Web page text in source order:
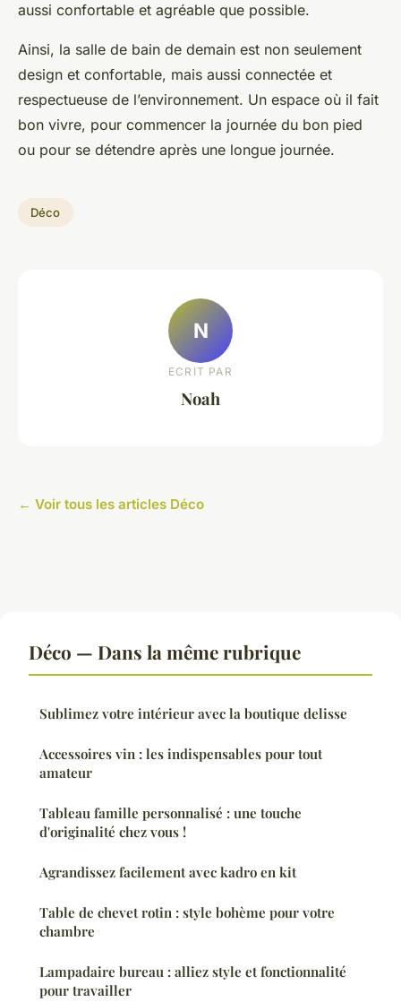
aussi confortable et agréable que possible.
Ainsi, la salle de bain de demain est non seulement
design et confortable, mais aussi connectée et
respectueuse de l’environnement. Un espace où il fait
bon vivre, pour commencer la journée du bon pied
ou pour se détendre après une longue journée.
Déco
N
ECRIT PAR
Noah
← Voir tous les articles Déco
Déco — Dans la même rubrique
Sublimez votre intérieur avec la boutique delisse
Accessoires vin : les indispensables pour tout
amateur
Tableau famille personnalisé : une touche
d'originalité chez vous !
Agrandissez facilement avec kadro en kit
Table de chevet rotin : style bohème pour votre
chambre
Lampadaire bureau : alliez style et fonctionnalité
pour travailler